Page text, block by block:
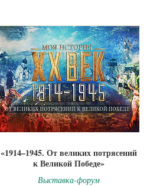
«1914–1945. От великих потрясений
к Великой Победе»
Выставка-форум